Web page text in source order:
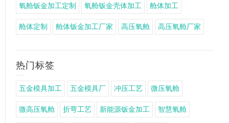
氧舱钣金加工定制 氧舱钣金壳体加工 舱体加工
舱体定制 舱体钣金加工厂家 高压氧舱 高压氧舱厂家
热门标签
五金模具加工 五金模具厂 冲压工艺 微压氧舱
微高压氧舱 折弯工艺 新能源钣金加工 智慧氧舱